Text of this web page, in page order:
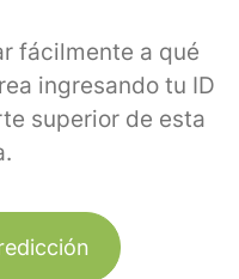
fácilmente a qué
ingresando tu ID
superior de esta